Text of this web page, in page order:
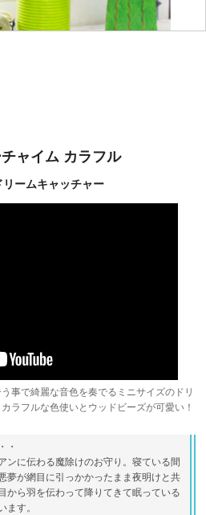
ャイム カラフル
ームキャッチャー
事で綺麗な音色を奏でるミニサイズのドリ
ラフルな色使いとウッドビーズが可愛い！
・
ンに伝わる魔除けのお守り。寝ている間
夢が網目に引っかかったまま夜明けと共
から羽を伝わって降りてきて眠っている
ます。